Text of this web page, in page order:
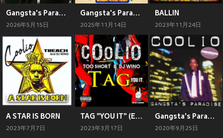
Gangsta's Paradise (Pistol Smoke Remix)
2026年5月15日
Gangsta's Paradise (Mumbai House Remix)
2025年11月14日
BALLIN
2023年11月24日
A STAR IS BORN
2023年7月7日
TAG "YOU IT" (Explicit)
2023年3月17日
Gangsta's Paradise (Deluxe Edition) (Explicit)
2020年9月25日